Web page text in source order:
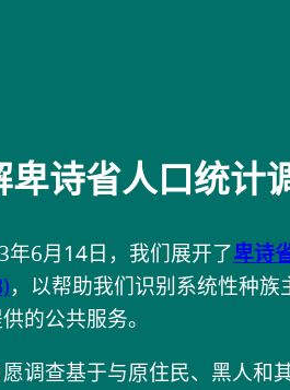
卑诗省人口统计
年6月14日，我们展开了卑诗
，以帮助我们识别系统性种
的公共服务。
调查基于与原住民、黑人和